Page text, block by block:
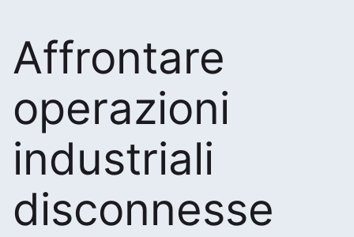
Affrontare
operazioni
industriali
disconnesse